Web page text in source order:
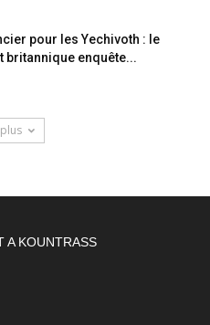
pour les Yechivoth : le
britannique enquête...
A KOUNTRASS